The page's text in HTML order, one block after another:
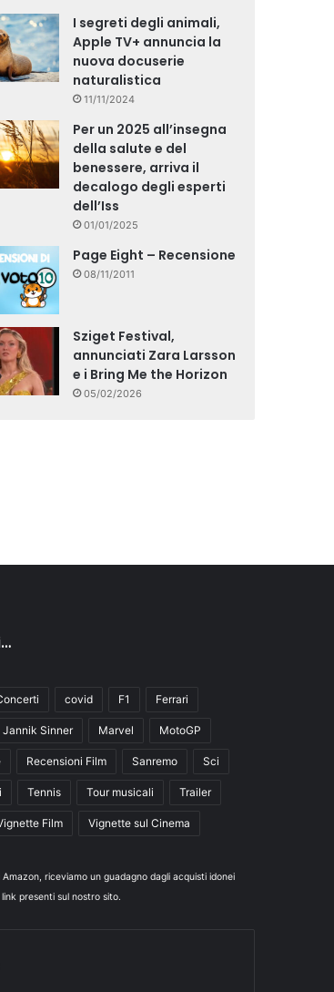
I segreti degli animali,
Apple TV+ annuncia la
nuova docuserie
naturalistica
11/11/2024
Per un 2025 all’insegna
della salute e del
benessere, arriva il
decalogo degli esperti
dell’Iss
01/01/2025
Page Eight – Recensione
08/11/2011
Sziget Festival,
annunciati Zara Larsson
e i Bring Me the Horizon
05/02/2026
covid F1 Ferrari
Jannik Sinner Marvel MotoGP
Recensioni Film Sanremo Sci
Tennis Tour musicali Trailer
Film Vignette sul Cinema
riceviamo un guadagno dagli acquisti idonei
presenti sul nostro sito.